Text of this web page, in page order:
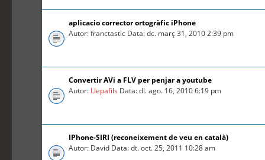
aplicacio corrector ortogràfic iPhone
Autor: franctastic Data: dc. març 31, 2010 2:39 pm
Convertir AVi a FLV per penjar a youtube
Autor: Llepafils Data: dl. ago. 16, 2010 6:19 pm
IPhone-SIRI (reconeixement de veu en català)
Autor: David Data: dt. oct. 25, 2011 10:28 am